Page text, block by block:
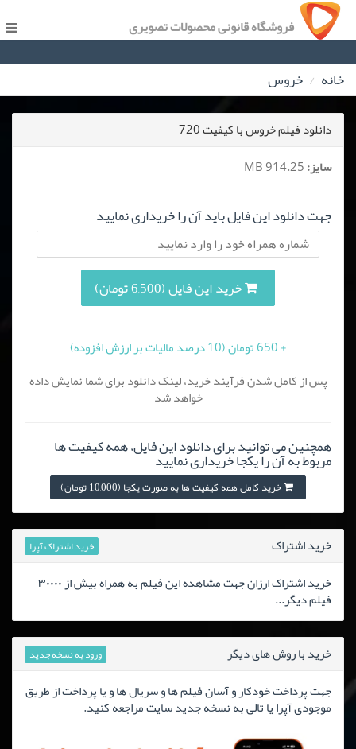
فروشگاه قانونی محصولات تصویری
خانه خروس
دانلود فیلم خروس با کیفیت 720
سایز:
جهت دانلود این فایل باید آن را خریداری نمایید
خرید این فایل (6,500 تومان)
+ 650 تومان (10 درصد مالیات بر ارزش افزوده)
پس از کامل شدن فرآیند خرید، لینک دانلود برای شما نمایش داده
خواهد شد
همچنین می توانید برای دانلود این فایل، همه کیفیت ها
مربوط به آن را یکجا خریداری نمایید
خرید کامل همه کیفیت ها به صورت یکجا (10,000 تومان)
خرید اشتراک خرید اشتراک آپرا
خرید اشتراک ارزان جهت مشاهده این فیلم به همراه بیش از ۳۰۰۰۰
فیلم دیگر...
خرید با روش های دیگر ورود به نسخه جدید
جهت پرداخت خودکار و آسان فیلم ها و سریال ها و یا پرداخت از طریق
موجودی آپرا یا تالی به نسخه جدید سایت مراجعه کنید.